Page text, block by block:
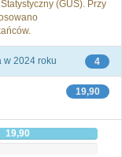
(GUS). Przy
4
w 2024 roku
19,90
19,90